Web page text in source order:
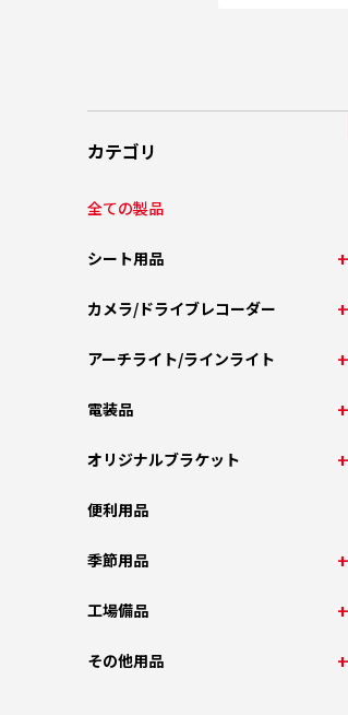
カテゴリ
全ての製品
シート用品
カメラ/ドライブレコーダー
アーチライト/ラインライト
電装品
オリジナルブラケット
便利用品
季節用品
工場備品
その他用品